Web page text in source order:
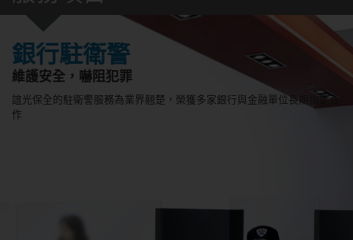
銀行駐衛警
維護安全，嚇阻犯罪
誼光保全的駐衛警服務為業界翹楚，榮獲多家銀行與金融單位長期指定合
作